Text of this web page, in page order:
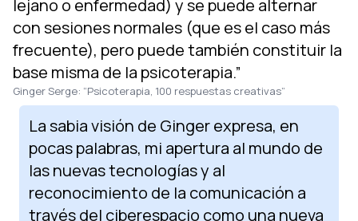
lejano o enfermedad) y se puede alternar
con sesiones normales (que es el caso más
frecuente), pero puede también constituir la
base misma de la psicoterapia.”
Ginger Serge: “Psicoterapia, 100 respuestas creativas”
La sabia visión de Ginger expresa, en
pocas palabras, mi apertura al mundo de
las nuevas tecnologías y al
reconocimiento de la comunicación a
través del ciberespacio como una nueva